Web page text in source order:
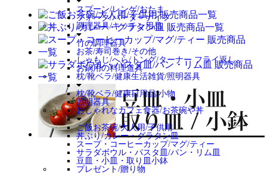
スプーン/レンゲ/おたま
フォーク/バーターナイフ
調理器具/キッチン用品
竹の調理器具
お茶/寿司巻き/その他
しゃもじ/へら/トング/ターナー フライ返し
お鍋用の料理道具
枕/靴ベラ/健康生活雑貨/照明器具
枕/靴ベラ/健康日用品/小物
照明器具
おしゃれなカフェ食器/お茶碗や丼
ご飯お茶碗/大人用/子供用
丼ぶり/カレー・グラタン皿
スープ・コーヒーカップ/マグ/ティー
サラダボウル・パスタ皿/パン・リム皿
豆皿・小皿・取り皿小鉢
プレゼント/贈り物